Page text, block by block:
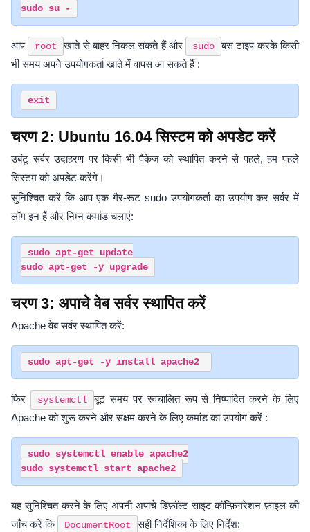
आप root खाते से बाहर निकल सकते हैं और sudo
बस टाइप करके किसी
भी समय अपने उपयोगकर्ता खाते में वापस आ सकते हैं :
चरण 2: Ubuntu 16.04 सिस्टम को अपडेट करें
उबंटू सर्वर उदाहरण पर किसी भी पैकेज को स्थापित करने से पहले, हम पहले
सिस्टम को अपडेट करेंगे।
सुनिश्चित करें कि आप एक गैर-रूट sudo उपयोगकर्ता का उपयोग कर सर्वर में
लॉग इन हैं और निम्न कमांड चलाएं:
sudo apt-get update
चरण 3: अपाचे वेब सर्वर स्थापित करें
Apache वेब सर्वर स्थापित करें:
फिर systemctl
बूट समय पर स्वचालित रूप से निष्पादित करने के लिए
Apache को शुरू करने और सक्षम करने के लिए कमांड का उपयोग करें :
sudo systemctl enable apache2
यह सुनिश्चित करने के लिए अपनी अपाचे डिफ़ॉल्ट साइट कॉन्फ़िगरेशन फ़ाइल की
जाँच करें कि
DocumentRoot सही निर्देशिका के लिए निर्देश: